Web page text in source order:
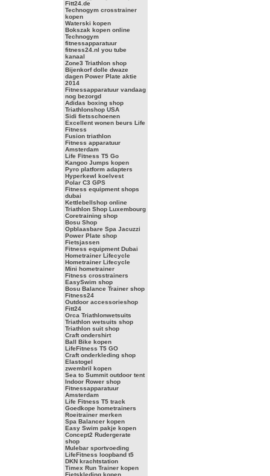
Fitt24.de
Technogym crosstrainer
kopen
Waterski kopen
Bokszak kopen online
Technogym
fitnessapparatuur
fitness24.nl you tube
kanaal
Zone3 Triathlon shop
Bijenkorf dolle dwaze
dagen Power Plate aktie
2014
Fitnessapparatuur vandaag
nog bezorgd
Adidas boxing shop
Triathlonshop USA
Sidi fietsschoenen
Excellent wonen beurs Life
Fitness
Fusion triathlon
Fitness apparatuur
Amsterdam
Life Fitness T5 Go
Kangoo Jumps kopen
Pyro platform adapters
Hyperkewl koelvest
Polar C3 GPS
Fitness equipment shops
dubai
Kettlebellshop online
Triathlon Shop Luxembourg
Coretraining shop
Bosu Shop
Opblaasbare Spa Jacuzzi
Power Plate shop
Fietsjassen
Fitness equipment Dubai
Hometrainer Lifecycle
Hometrainer Lifecycle
Mini hometrainer
Fitness crosstrainers
EasySwim shop
Bosu Balance Trainer shop
Fitness24
Outdoor accessorieshop
Fitt24
Orca Triathlonwetsuits
Triathlon wetsuits shop
Triathlon suit shop
Craft ondershirt
Ball Bike kopen
LifeFitness T5 GO
Craft onderkleding shop
Elastogel
zwembril kopen
Sea to Summit outdoor tent
Indoor Rower shop
Fitnessapparatuur
Amsterdam
Life Fitness T5 track
Goedkope hometrainers
Roeitrainer merken
Spa Balancer kopen
Easy Swim pakje kopen
Concept2 Rudergerate
shop
Mulebar sportvoeding
LifeFitness loopband t5
DKN krachtstation
Timex Run Trainer kopen
Fietskleding kopen